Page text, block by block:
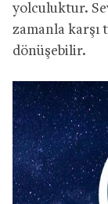
yolculuktur.
zamanla karşı
dönüşebilir.